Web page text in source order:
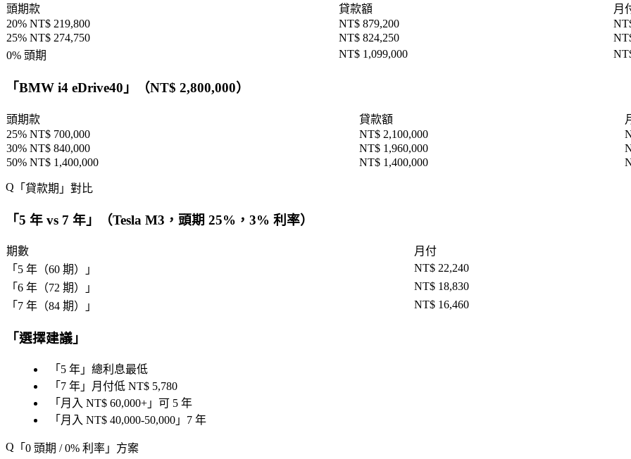
頭期款 貸款額
月
20% NT$ 219,800
NT$ 879,200
25% NT$ 274,750
NT$ 824,250
0% 頭期
NT$ 1,099,000
「BMW i4 eDrive40 」（NT$ 2,800,000）
頭期款 貸款額
25% NT$ 700,000
NT$ 2,100,000
30% NT$ 840,000
NT$ 1,960,000
50% NT$ 1,400,000
NT$ 1,400,000
「 貸款期 」對比
「5 年 vs 7 年 」（Tesla M3，頭期 25%，3% 利率）
期數 月付
「 5 年（60 期） 」 NT$ 22,240
「 6 年（72 期） 」 NT$ 18,830
「 7 年（84 期） 」 NT$ 16,460
「選擇建議 」
「 5 年 」總利息最低
「 7 年 」月付低 NT$ 5,780
「 月入 NT$ 60,000+ 」可 5 年
「 月入 NT$ 40,000-50,000 」7 年
「 0 頭期 / 0% 利率 」方案